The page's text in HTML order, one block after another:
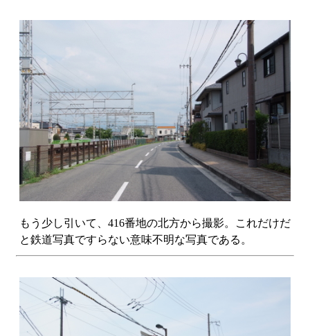
もう少し引いて、416番地の北方から撮影。これだけだ
と鉄道写真ですらない意味不明な写真である。